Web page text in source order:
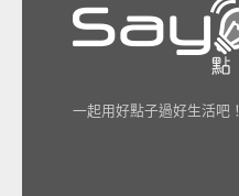
一起用好點子過好生活吧！